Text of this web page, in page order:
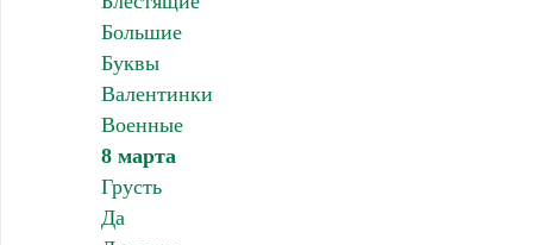
Большие
Буквы
Валентинки
Военные
8 марта
Грусть
Да